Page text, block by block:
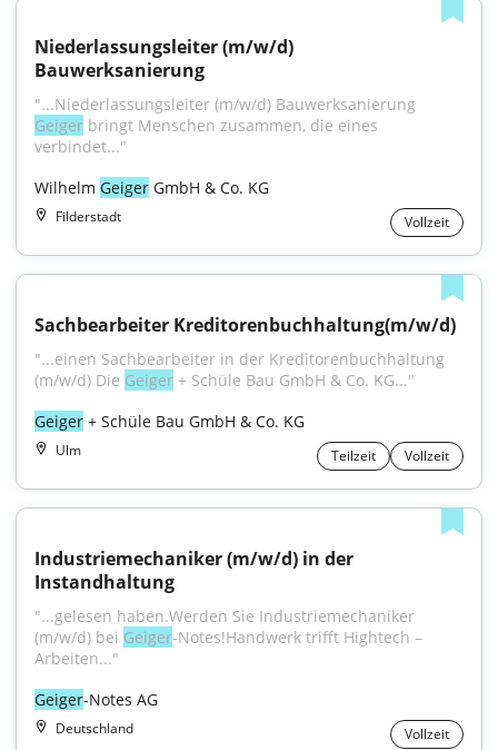
Niederlassungsleiter (m/w/d)
Bauwerksanierung
Geiger bringt Menschen zusammen, die eines
verbindet..."
Wilhelm Geiger GmbH & Co. KG
Filderstadt Vollzeit
Sachbearbeiter Kreditorenbuchhaltung(m/w/d)
"...einen Sachbearbeiter in der Kreditorenbuchhaltung
(m/w/d) Die Geiger + Schüle Bau GmbH & Co. KG..."
Geiger + Schüle Bau GmbH & Co. KG
Ulm Teilzeit Vollzeit
Industriemechaniker (m/w/d) in der
Instandhaltung
"...gelesen haben.Werden Sie Industriemechaniker
(m/w/d) bei Geiger-Notes!Handwerk trifft Hightech –
Arbeiten..."
Geiger-Notes AG
Deutschland Vollzeit